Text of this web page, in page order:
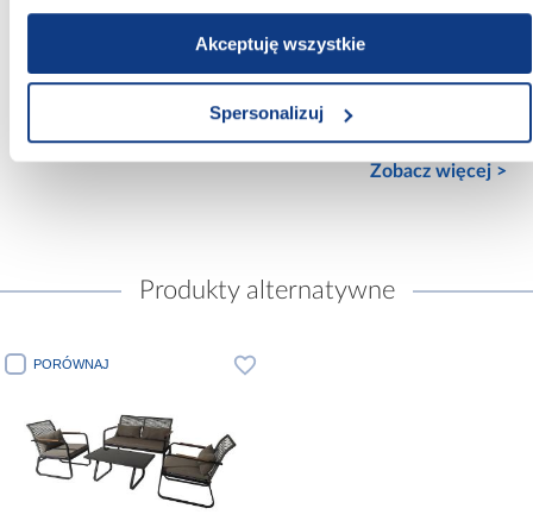
Akceptuję wszystkie
Spersonalizuj
Materiał stelaża:
Zobacz więcej >
Produkty alternatywne
PORÓWNAJ